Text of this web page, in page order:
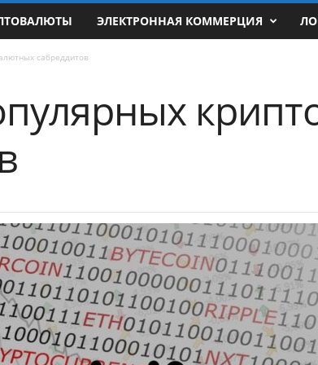
ЭЛЕКТРОННАЯ КОММЕРЦИЯ
сабреддитов